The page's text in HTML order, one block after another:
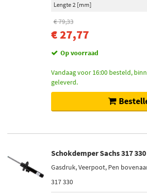
Lengte 2 [mm]
€ 79,33
€ 27,77
Op voorraad
Vandaag voor 16:00 besteld,
geleverd.
Schokdemper Sachs 317 330
Gasdruk, Veerpoot, Pen
317 330